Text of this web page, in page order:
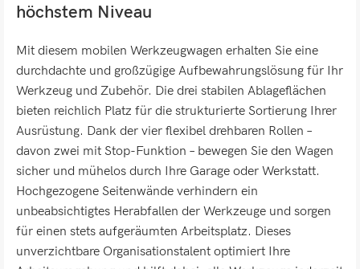
höchstem Niveau
Mit diesem mobilen Werkzeugwagen erhalten Sie eine
durchdachte und großzügige Aufbewahrungslösung für Ihr
Werkzeug und Zubehör. Die drei stabilen Ablageflächen
bieten reichlich Platz für die strukturierte Sortierung Ihrer
Ausrüstung. Dank der vier flexibel drehbaren Rollen –
davon zwei mit Stop-Funktion – bewegen Sie den Wagen
sicher und mühelos durch Ihre Garage oder Werkstatt.
Hochgezogene Seitenwände verhindern ein
unbeabsichtigtes Herabfallen der Werkzeuge und sorgen
für einen stets aufgeräumten Arbeitsplatz. Dieses
unverzichtbare Organisationstalent optimiert Ihre